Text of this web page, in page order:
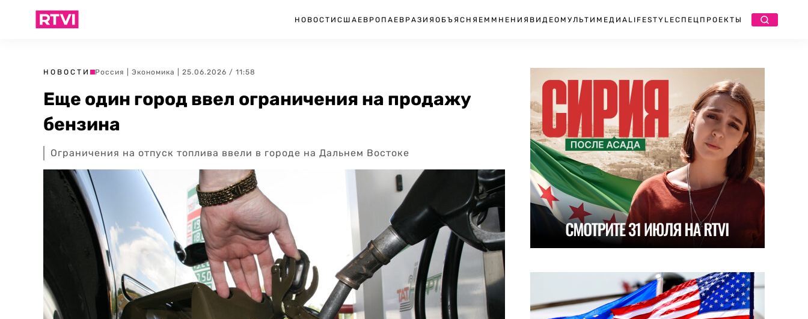
НОВОСТИ США ЕВРОПА ЕВРАЗИЯ ОБЪЯСНЯЕМ МНЕНИЯ ВИДЕО МУЛЬТИМЕДИА LIFESTYLEСПЕЦПРОЕКТЫ
НОВОСТИ Россия Экономика | 25.06.2026 / 11:58
Еще один город ввел ограничения на продажу
бензина
Ограничения на отпуск топлива ввели в городе на Дальнем Востоке